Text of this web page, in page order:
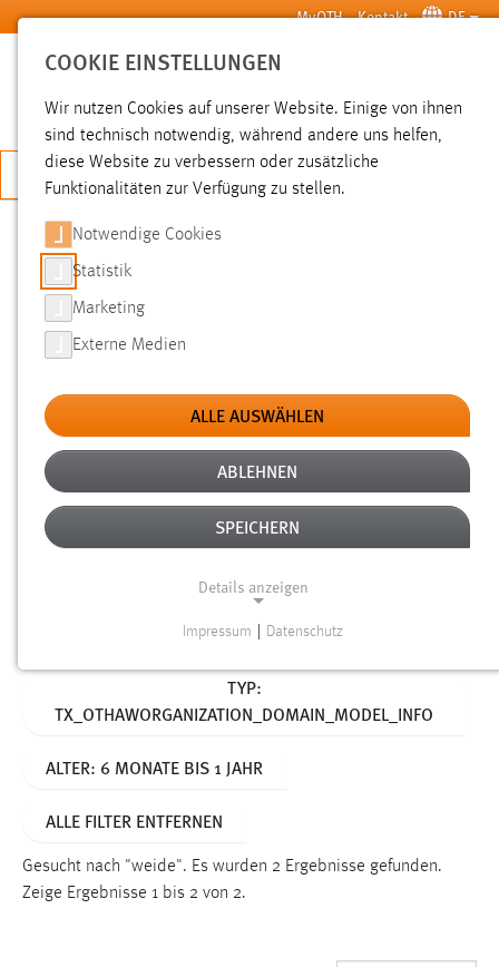
Zum Hauptinhalt springen MyOTH Kontakt DE
SUCHE
JETZT BEWERBEN
SUCHE
FILTER
Typ
Erstellungsdatum
Alter
TYP:
TX_OTHAWORGANIZATION_DOMAIN_MODEL_INFO
ALTER: 6 MONATE BIS 1 JAHR
ALLE FILTER ENTFERNEN
Gesucht nach "weide". Es wurden 2 Ergebnisse gefunden.
Zeige Ergebnisse 1 bis 2 von 2.
COOKIE EINSTELLUNGEN
Wir nutzen Cookies auf unserer Website. Einige von ihnen
sind technisch notwendig, während andere uns helfen,
diese Website zu verbessern oder zusätzliche
Funktionalitäten zur Verfügung zu stellen.
Notwendige Cookies
Statistik
Marketing
Externe Medien
ALLE AUSWÄHLEN
ABLEHNEN
SPEICHERN
Details anzeigen
Notwendige Cookies ermöglichen grundlegende
Funktionen und sind für die einwandfreie Funktion der
cookie_consent
Zweck:
Impressum Datenschutz